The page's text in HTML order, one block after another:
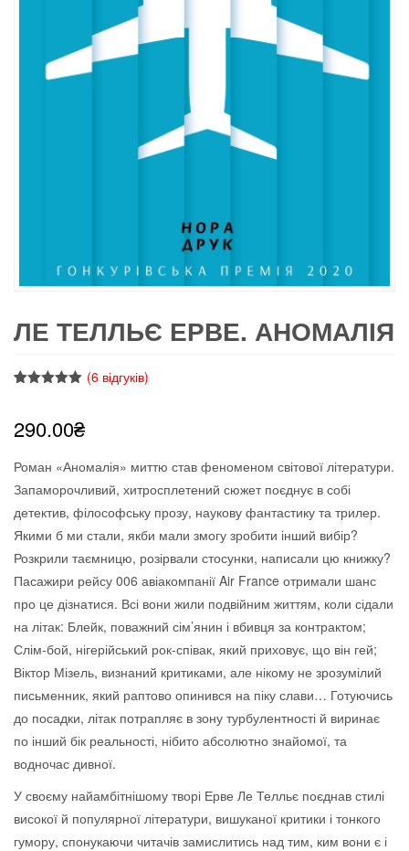
ЛЕ ТЕЛЛЬЄ ЕРВЕ. АНОМАЛІЯ
основі
опитування
(6відгуків)
290.00₴
Роман «Аномалія» миттю став феноменом світової літератури.
Запаморочливий, хитросплетений сюжет поєднує в собі
детектив, філософську прозу, наукову фантастику та трилер.
Якими б ми стали, якби мали змогу зробити інший вибір?
Розкрили таємницю, розірвали стосунки, написали цю книжку?
Пасажири рейсу 006 авіакомпанії Air France отримали шанс
про це дізнатися. Всі вони жили подвійним життям, коли сідали
на літак: Блейк, поважний сім’янин і вбивця за контрактом;
Слім-бой, нігерійський рок-співак, який приховує, що він гей;
Віктор Мізель, визнаний критиками, але нікому не зрозумілий
письменник, який раптово опинився на піку слави… Готуючись
до посадки, літак потрапляє в зону турбулентності й виринає
по інший бік реальності, нібито абсолютно знайомої, та
водночас дивної.
У своєму найамбітнішому творі Ерве Ле Телльє поєднав стилі
високої й популярної літератури, вишуканої критики і тонкого
гумору, спонукаючи читачів замислитись над тим, ким вони є і